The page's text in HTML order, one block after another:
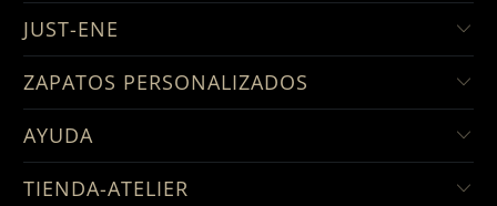
JUST-ENE
ZAPATOS PERSONALIZADOS
AYUDA
TIENDA-ATELIER